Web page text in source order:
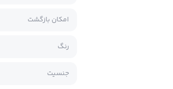
امکان بازگشت
رنگ
جنسیت